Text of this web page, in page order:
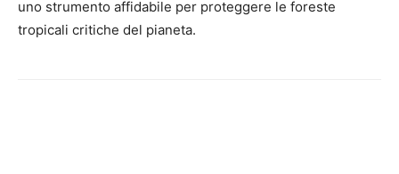
uno strumento affidabile per proteggere le foreste
tropicali critiche del pianeta.